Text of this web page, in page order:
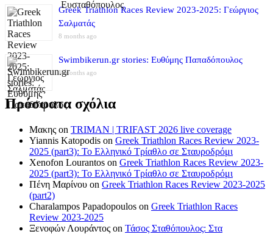
Greek Triathlon Races Review 2023-2025: Γεώργιος
Σαλματάς
8 months ago
Swimbikerun.gr stories: Ευθύμης Παπαδόπουλος
8 months ago
Πρόσφατα σχόλια
Μακης on TRIMAN | TRIFAST 2026 live coverage
Yiannis Katopodis on Greek Triathlon Races Review 2023-
2025 (part3): Το Ελληνικό Τρίαθλο σε Σταυροδρόμι
Xenofon Lourantos on Greek Triathlon Races Review 2023-
2025 (part3): Το Ελληνικό Τρίαθλο σε Σταυροδρόμι
Πένη Μαρίνου on Greek Triathlon Races Review 2023-2025
(part2)
Charalampos Papadopoulos on Greek Triathlon Races
Review 2023-2025
Ξενοφών Λουράντος on Τάσος Σταθόπουλος: Στα